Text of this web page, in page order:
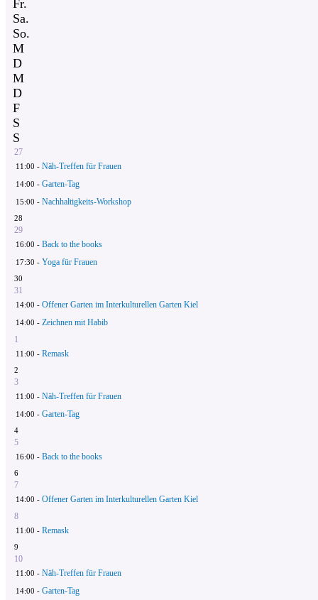
Fr.
Sa.
So.
M
D
M
D
F
S
S
27
11:00 - Näh-Treffen für Frauen
14:00 - Garten-Tag
15:00 - Nachhaltigkeits-Workshop
28
29
16:00 - Back to the books
17:30 - Yoga für Frauen
30
31
14:00 - Offener Garten im Interkulturellen Garten Kiel
14:00 - Zeichnen mit Habib
1
11:00 - Remask
2
3
11:00 - Näh-Treffen für Frauen
14:00 - Garten-Tag
4
5
16:00 - Back to the books
6
7
14:00 - Offener Garten im Interkulturellen Garten Kiel
8
11:00 - Remask
9
10
11:00 - Näh-Treffen für Frauen
14:00 - Garten-Tag